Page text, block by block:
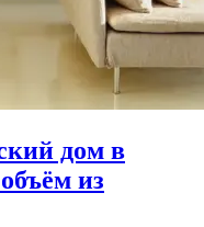
дом в
из